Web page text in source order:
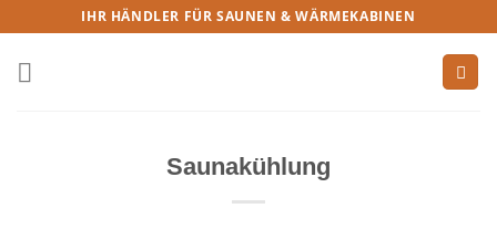
IHR HÄNDLER FÜR SAUNEN & WÄRMEKABINEN
Saunakühlung